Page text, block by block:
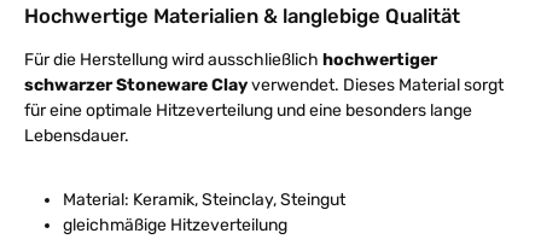
Hochwertige Materialien & langlebige Qualität
Für die Herstellung wird ausschließlich hochwertiger
schwarzer Stoneware Clayverwendet. Dieses Material sorgt
für eine optimale Hitzeverteilung und eine besonders lange
Lebensdauer.
Material: Keramik, Steinclay, Steingut
gleichmäßige Hitzeverteilung